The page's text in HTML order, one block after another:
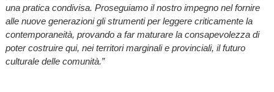
una pratica condivisa. Proseguiamo il nostro impegno nel fornire
alle nuove generazioni gli strumenti per leggere criticamente la
contemporaneità, provando a far maturare la consapevolezza di
poter costruire qui, nei territori marginali e provinciali, il futuro
culturale delle comunità.”